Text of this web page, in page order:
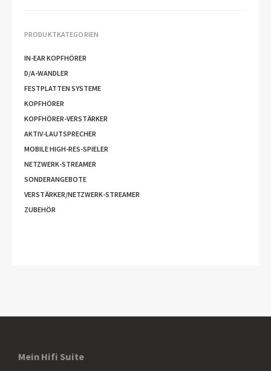
PRODUKTKATEGORIEN
IN-EAR KOPFHÖRER
D/A-WANDLER
FESTPLATTEN SYSTEME
KOPFHÖRER
KOPFHÖRER-VERSTÄRKER
AKTIV-LAUTSPRECHER
MOBILE HIGH-RES-SPIELER
NETZWERK-STREAMER
SONDERANGEBOTE
VERSTÄRKER/NETZWERK-STREAMER
ZUBEHÖR
Mein Hifi Suite